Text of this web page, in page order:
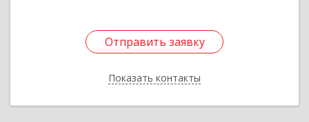
Отправить заявку
Показать контакты
Отправить заявку
Назад